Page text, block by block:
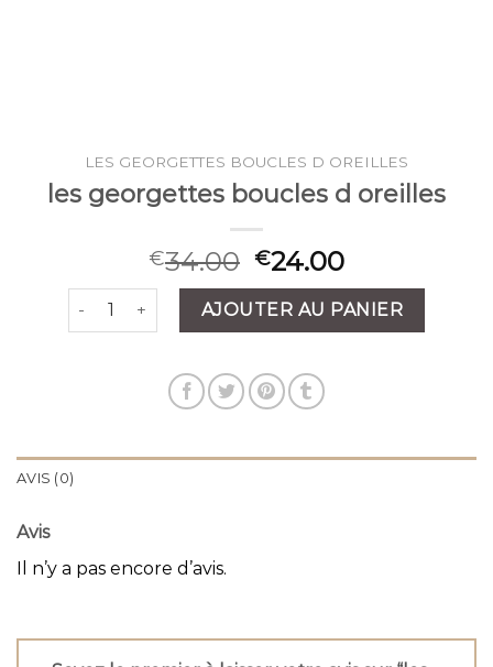
LES GEORGETTES BOUCLES D OREILLES
les georgettes boucles d oreilles
€34.00 €24.00
quantité de les georgettes boucles d oreilles
AJOUTER AU PANIER
AVIS (0)
Avis
Il n’y a pas encore d’avis.